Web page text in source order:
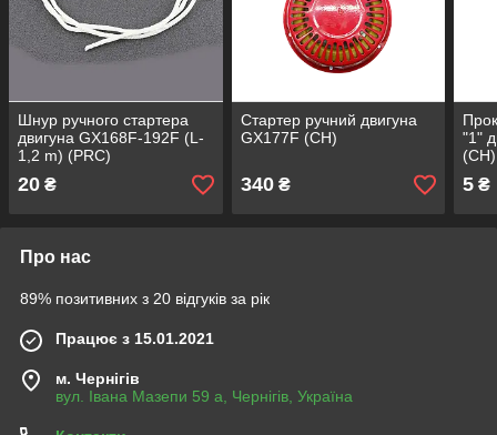
Шнур ручного стартера
двигуна GX168F-192F (L-
1,2 m) (PRC)
20 ₴
Стартер ручний двигуна
GX177F (CH)
340₴
"1"
(СН)
5 ₴
Про нас
89% позитивних з 20 відгуків за рік
Працює з 15.01.2021
м. Чернігів
вул. Івана Мазепи 59 а, Чернігів, Україна